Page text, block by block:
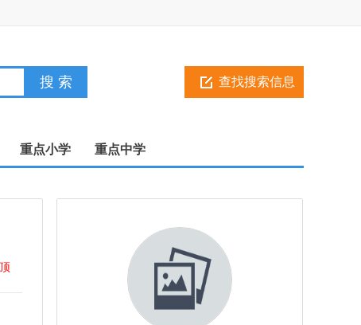
册
查找搜索信息
重点小学 重点中学